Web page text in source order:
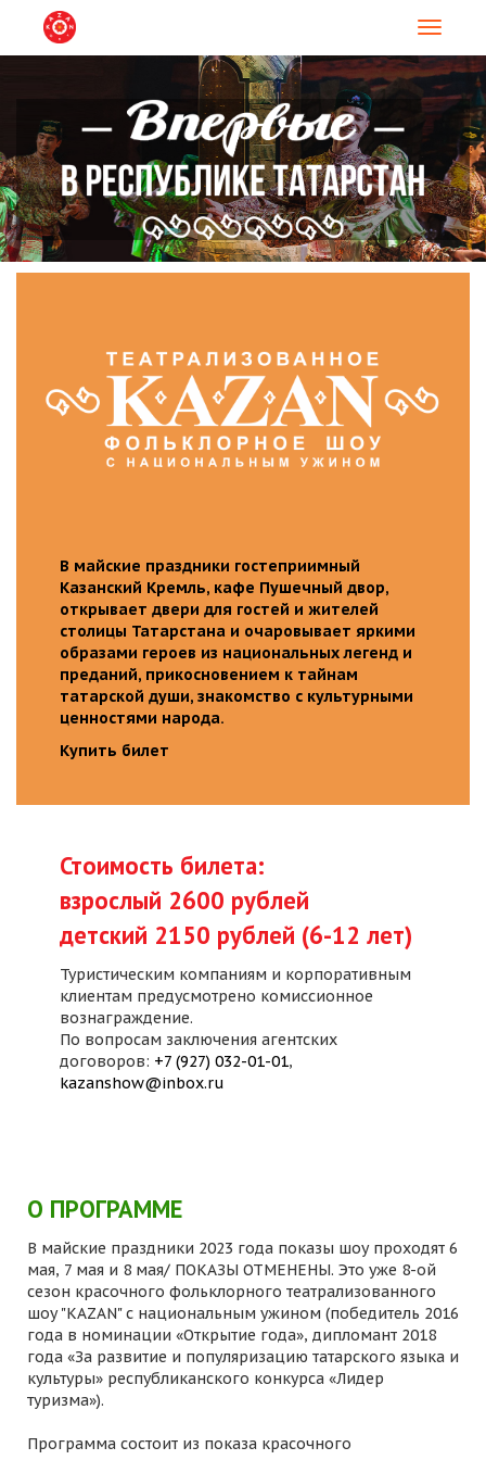
В майские праздники гостеприимный
Казанский Кремль, кафе Пушечный двор,
открывает двери для гостей и жителей
столицы Татарстана и очаровывает яркими
образами героев из национальных легенд и
преданий, прикосновением к тайнам
татарской души, знакомство с культурными
ценностями народа.
Купить билет
Стоимость билета:
взрослый 2600 рублей
детский 2150 рублей (6-12 лет)
Туристическим компаниям и корпоративным
клиентам предусмотрено комиссионное
вознаграждение.
По вопросам заключения агентских
договоров: +7 (927) 032-01-01,
kazanshow@inbox.ru
О ПРОГРАММЕ
В майские праздники 2023 года показы шоу проходят 6
мая, 7 мая и 8 мая/ ПОКАЗЫ ОТМЕНЕНЫ. Это уже 8-ой
сезон красочного фольклорного театрализованного
шоу "KAZAN" с национальным ужином (победитель 2016
года в номинации «Открытие года», дипломант 2018
года «За развитие и популяризацию татарского языка и
культуры» республиканского конкурса «Лидер
туризма»).
Программа состоит из показа красочного